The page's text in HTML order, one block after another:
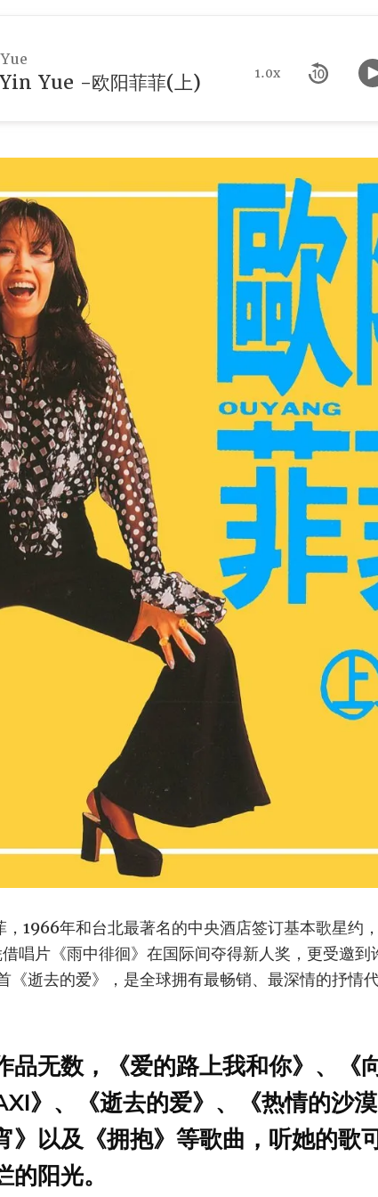
Yue -欧阳菲菲(上) 1.0x
1966年和台北最著名的中央酒店签订基本歌星约
唱片《雨中徘徊》在国际间夺得新人奖，更受邀到
《逝去的爱》，是全球拥有最畅销、最深情的抒情
品无数，《爱的路上我和你》、《
》、《逝去的爱》、《热情的沙
》以及《拥抱》等歌曲，听她的歌
的阳光。